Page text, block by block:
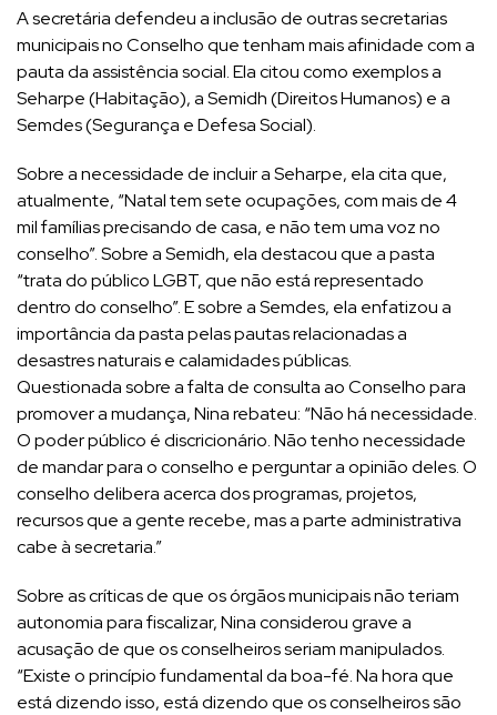
A secretária defendeu a inclusão de outras secretarias
municipais no Conselho que tenham mais afinidade com a
pauta da assistência social. Ela citou como exemplos a
Seharpe (Habitação), a Semidh (Direitos Humanos) e a
Semdes (Segurança e Defesa Social).
Sobre a necessidade de incluir a Seharpe, ela cita que,
atualmente, “Natal tem sete ocupações, com mais de 4
mil famílias precisando de casa, e não tem uma voz no
conselho”. Sobre a Semidh, ela destacou que a pasta
“trata do público LGBT, que não está representado
dentro do conselho”. E sobre a Semdes, ela enfatizou a
importância da pasta pelas pautas relacionadas a
desastres naturais e calamidades públicas.
Questionada sobre a falta de consulta ao Conselho para
promover a mudança, Nina rebateu: “Não há necessidade.
O poder público é discricionário. Não tenho necessidade
de mandar para o conselho e perguntar a opinião deles. O
conselho delibera acerca dos programas, projetos,
recursos que a gente recebe, mas a parte administrativa
cabe à secretaria.”
Sobre as críticas de que os órgãos municipais não teriam
autonomia para fiscalizar, Nina considerou grave a
acusação de que os conselheiros seriam manipulados.
“Existe o princípio fundamental da boa-fé. Na hora que
está dizendo isso, está dizendo que os conselheiros são